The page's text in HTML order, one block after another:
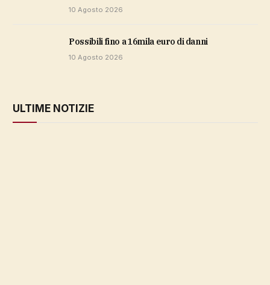
10 Agosto 2026
possibili fino a 16mila euro di danni
10 Agosto 2026
ULTIME NOTIZIE